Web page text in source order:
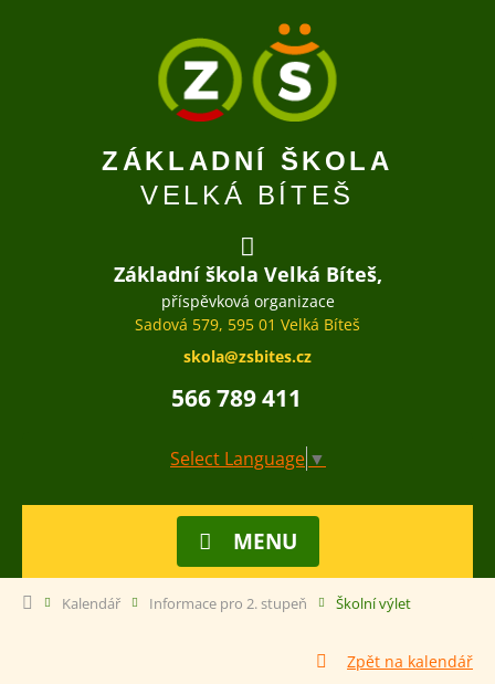
ZÁKLADNÍ ŠKOLA
VELKÁ BÍTEŠ
Základní škola Velká Bíteš,
příspěvková organizace
Sadová 579, 595 01 Velká Bíteš
skola@zsbites.cz
566 789 411
Select Language ▼
MENU
Kalendář Informace pro 2. stupeň Školní výlet
Zpět na kalendář